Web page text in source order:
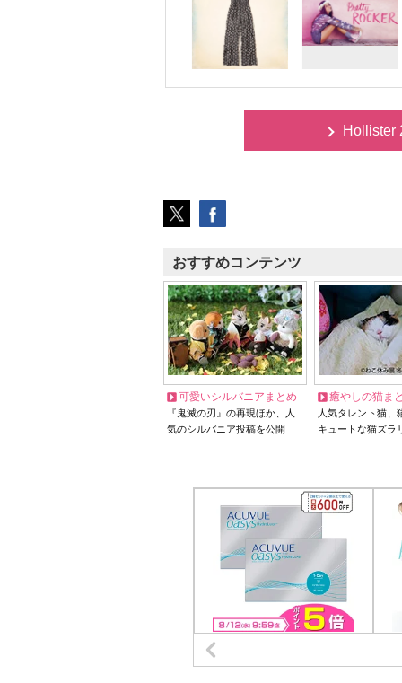
Hollister
おすすめコンテンツ
可愛いシルバニアまとめ
『鬼滅の刃』の再現ほか、人
気のシルバニア投稿を公開
癒やしの猫ま
人気タレント猫
キュートな猫ズラ